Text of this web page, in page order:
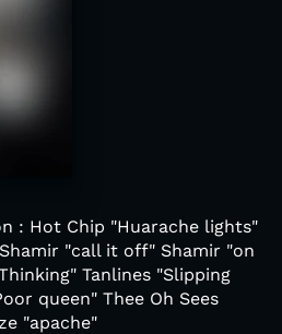
: Hot Chip "Huarache lights"
"call it off" Shamir "on
Tanlines "Slipping
queen" Thee Oh Sees
"apache"